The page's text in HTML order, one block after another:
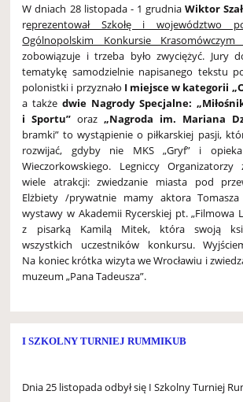
W dniach 28 listopada - 1 grudniaWiktor
reprezentował Szkołę i województwo
Ogólnopolskim Konkursie
zobowiązuje i trzeba było zwyciężyć. Jury
tematykę samodzielnie napisanego tekstu
polonistki i przyznało I miejsce w kategorii
a takżedwie Nagrody Specjalne:
i Sportu” oraz„Nagroda im. Mariana
bramki” to wystąpienie o piłkarskiej pasji,
rozwijać, gdyby nie MKS „Gryf” i
Wieczorkowskiego. Legniccy
wiele atrakcji: zwiedzanie miasta pod
Elżbiety /prywatnie mamy aktora
wystawy w Akademii Rycerskiej pt. „Filmowa
z pisarką Kamilą Mitek, która swoją
wszystkich uczestników konkursu.
Na koniec krótka wizyta we Wrocławiu i
muzeum „Pana Tadeusza”.
I SZKOLNY TURNIEJ RUMMIKUB
Dnia 25 listopada odbył się I Szkolny Turniej